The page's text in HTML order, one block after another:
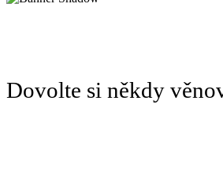
Dovolte si někdy